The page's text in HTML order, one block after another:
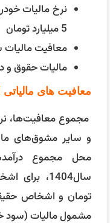
نرخ مالیات
5 میلیارد تومان
معافیت مالیات
مالیات حقوق و
معافیت های
مجموع معافیت‌ها،
و سایر مشوق‌های
محل مجموع
مشمول مالیات (سود